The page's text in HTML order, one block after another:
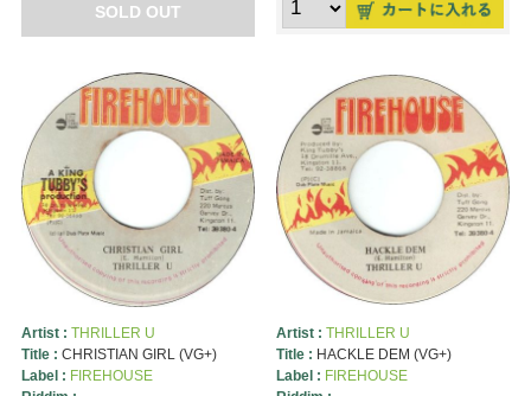
SOLD OUT
Artist : THRILLER U
Title : CHRISTIAN GIRL (VG+)
Label : FIREHOUSE
Artist : THRILLER U
Title : HACKLE DEM (VG+)
Label : FIREHOUSE